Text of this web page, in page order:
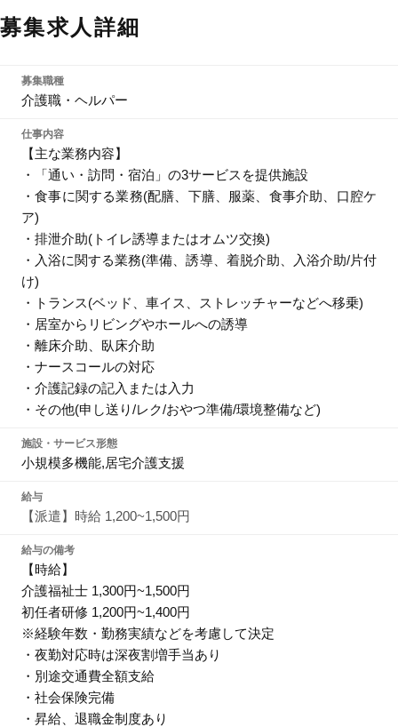
募集求人詳細
募集職種
介護職・ヘルパー
仕事内容
【主な業務内容】
・「通い・訪問・宿泊」の3サービスを提供施設
・食事に関する業務(配膳、下膳、服薬、食事介助、口腔ケ
ア)
・排泄介助(トイレ誘導またはオムツ交換)
・入浴に関する業務(準備、誘導、着脱介助、入浴介助/片付
け)
・トランス(ベッド、車イス、ストレッチャーなどへ移乗)
・居室からリビングやホールへの誘導
・離床介助、臥床介助
・ナースコールの対応
・介護記録の記入または入力
・その他(申し送り/レク/おやつ準備/環境整備など)
施設・サービス形態
小規模多機能,居宅介護支援
給与
【派遣】時給 1,200~1,500円
給与の備考
【時給】
介護福祉士 1,300円~1,500円
初任者研修 1,200円~1,400円
※経験年数・勤務実績などを考慮して決定
・夜勤対応時は深夜割増手当あり
・別途交通費全額支給
・社会保険完備
・昇給、退職金制度あり